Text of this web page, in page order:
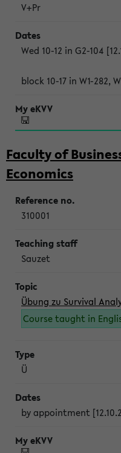
V+Pr
Wed 10-12 in G2-104
block 10-17 in W1-282,
Faculty of
Economics
310001
Sauzet
Übung zu Survival
Course taught in
Ü
by appointment